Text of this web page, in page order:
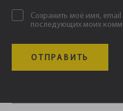
Сохранить моё имя,
последующих моих